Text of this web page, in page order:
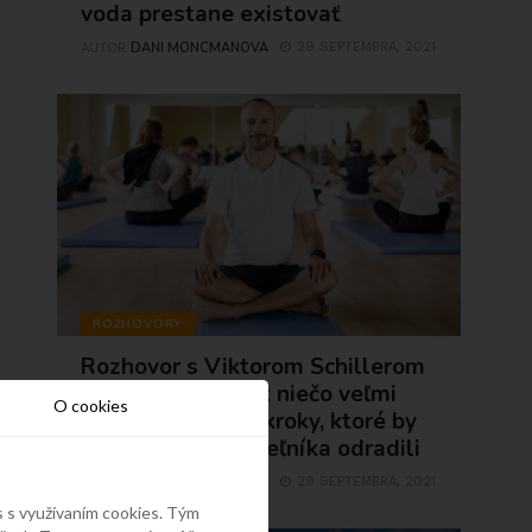
voda prestane existovať
DANI MONCMANOVA
ROZHOVORY
Rozhovor s Viktorom Schillerom
1.časť: Keď človek niečo veľmi
chce, musí urobiť kroky, ktoré by
normálneho smrteľníka odradili
O cookies
využívaním cookies. Tým